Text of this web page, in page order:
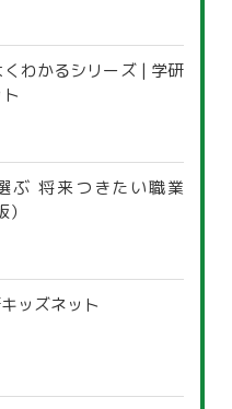
くわかるシリーズ | 学研
ぶ 将来つきたい職業
ッズネット